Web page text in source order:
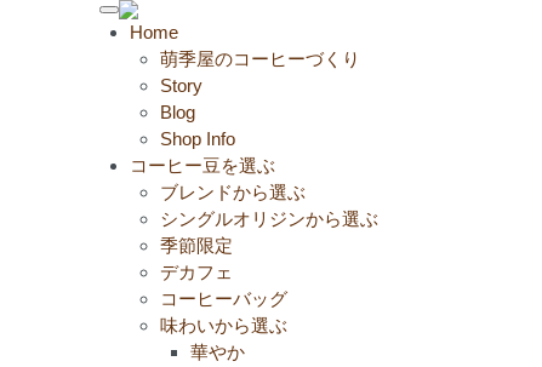
Toggle
navigation
Home
萌季屋のコーヒーづくり
Story
Blog
Shop Info
コーヒー豆を選ぶ
ブレンドから選ぶ
シングルオリジンから選ぶ
季節限定
デカフェ
コーヒーバッグ
味わいから選ぶ
華やか